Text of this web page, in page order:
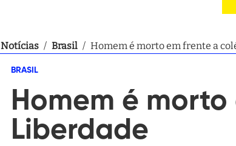
Notícias / Brasil / Homem é morto em frente a
BRASIL
Homem é
Liberdade